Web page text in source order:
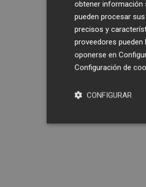
obtener información
pueden procesar
precisos y
proveedores
oponerse en
Configuración de
CONFIGURAR